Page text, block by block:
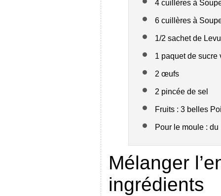
4 cuillères à
6 cuillères à
1/2 sachet de
1 paquet de sucre
2 œufs
2 pincée de sel
Fruits : 3 belles
Pour le moule :
Mélanger
ingrédients